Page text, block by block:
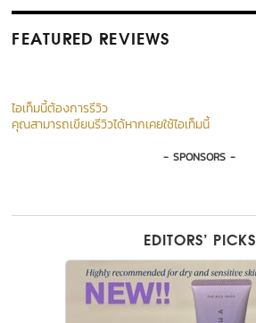
FEATURED REVIEWS
ไอเท็มนี้ต้องการรีวิว
คุณสามารถเขียนรีวิวได้หากเคยใช้ไอเท็มนี้
- SPONSORS -
EDITORS’ PICKS